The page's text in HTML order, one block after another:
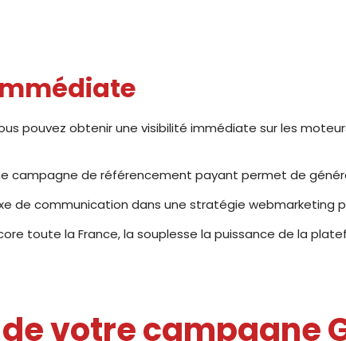
pouvez obtenir une visibilité immédiate sur les
campagne de référencement payant permet de
de communication dans une stratégie webmarketing
toute la France, la souplesse la puissance de la
votre campagne